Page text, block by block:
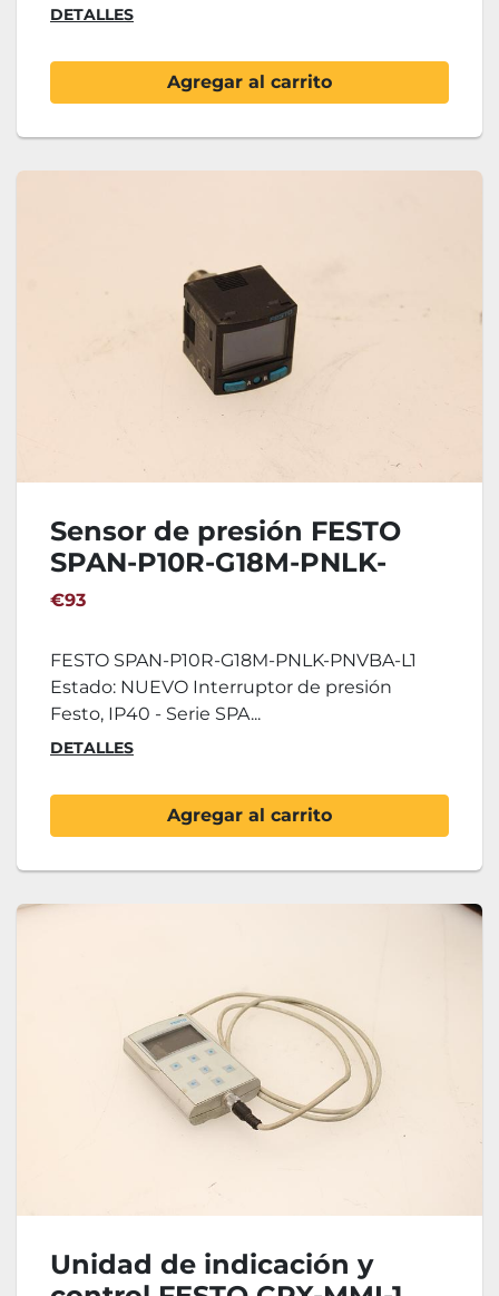
DETALLES
Agregar al carrito
Sensor de presión FESTO
SPAN-P10R-G18M-PNLK-
PNVBA-L1
€93
FESTO SPAN-P10R-G18M-PNLK-PNVBA-L1
Estado: NUEVO Interruptor de presión
Festo, IP40 - Serie SPA...
DETALLES
Agregar al carrito
Unidad de indicación y